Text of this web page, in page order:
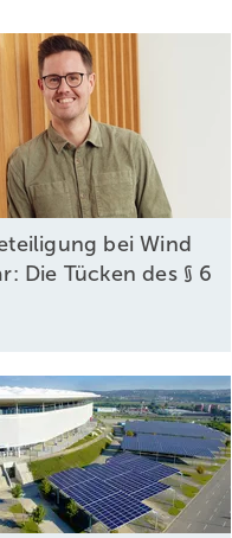
bei Wind
Die Tücken des § 6